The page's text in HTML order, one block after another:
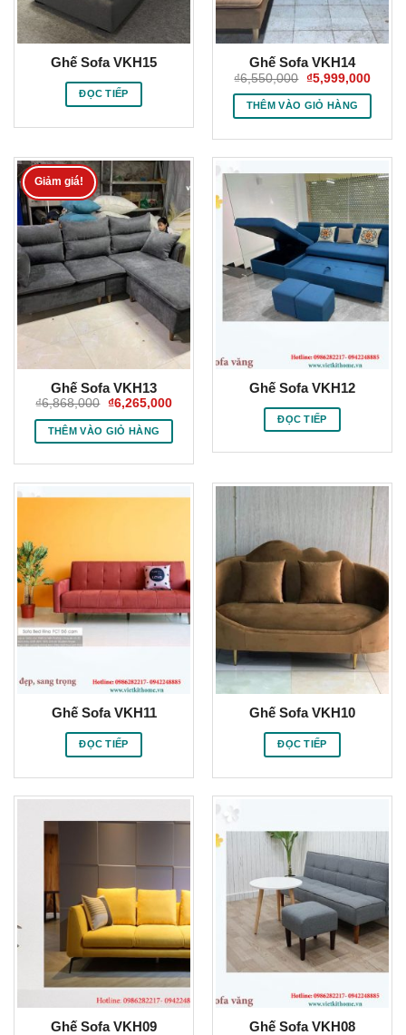
Ghế Sofa VKH15
ĐỌC TIẾP
Ghế Sofa VKH14
₫6,550,000 Giá
gốc
là:
₫6,550,000.
₫5,999,000Giá
tại
THÊM VÀO GIỎ HÀNG
Giảm giá!
Ghế Sofa VKH13
₫6,868,000 Giá
là:
₫6,868,000.
₫6,265,000Giá
tại
là:
₫6,265,000.
THÊM VÀO GIỎ HÀNG
Ghế Sofa VKH12
ĐỌC TIẾP
Ghế Sofa VKH11
ĐỌC TIẾP
Ghế Sofa VKH10
ĐỌC TIẾP
Ghế Sofa VKH09 Ghế Sofa VKH08